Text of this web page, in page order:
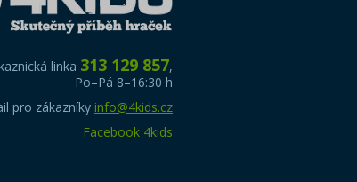
linka 313 129 857,
Po–Pá 8–16:30 h
pro zákazníky info@4kids.cz
Facebook 4kids